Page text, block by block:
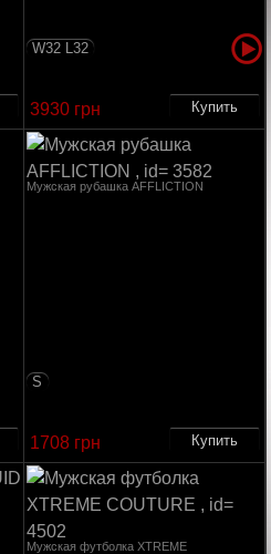
W32 L32
3930 грн
Мужская рубашка AFFLICTION
S
1708 грн
Мужская футболка XTREME